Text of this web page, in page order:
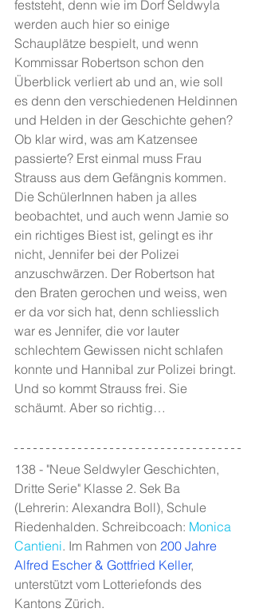
feststeht, denn wie im Dorf Seldwyla
werden auch hier so einige
Schauplätze bespielt, und wenn
Kommissar Robertson schon den
Überblick verliert ab und an, wie soll
es denn den verschiedenen Heldinnen
und Helden in der Geschichte gehen?
Ob klar wird, was am Katzensee
passierte? Erst einmal muss Frau
Strauss aus dem Gefängnis kommen.
Die SchülerInnen haben ja alles
beobachtet, und auch wenn Jamie so
ein richtiges Biest ist, gelingt es ihr
nicht, Jennifer bei der Polizei
anzuschwärzen. Der Robertson hat
den Braten gerochen und weiss, wen
er da vor sich hat, denn schliesslich
war es Jennifer, die vor lauter
schlechtem Gewissen nicht schlafen
konnte und Hannibal zur Polizei bringt.
Und so kommt Strauss frei. Sie
schäumt. Aber so richtig…
138 - "Neue Seldwyler Geschichten,
Dritte Serie" Klasse 2. Sek Ba
(Lehrerin: Alexandra Boll), Schule
Riedenhalden. Schreibcoach: Monica
Cantieni. Im Rahmen von 200 Jahre
Alfred Escher & Gottfried Keller,
unterstützt vom Lotteriefonds des
Kantons Zürich.